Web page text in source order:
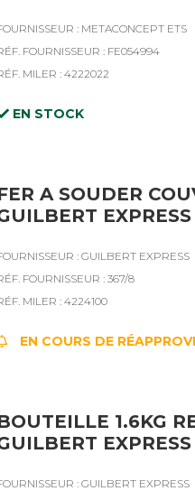
: METACONCEPT ETS
FOURNISSEUR : FE054994
MILER : 4222022
EN STOCK
A SOUDER
EXPRESS
: GUILBERT EXPRESS
FOURNISSEUR : 367/8
MILER : 4224100
EN COURS DE
1.6KG
EXPRESS
: GUILBERT EXPRESS